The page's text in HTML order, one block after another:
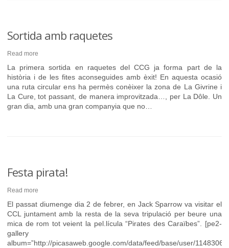
Sortida amb raquetes
Read more
La primera sortida en raquetes del CCG ja forma part de la
història i de les fites aconseguides amb èxit! En aquesta ocasió
una ruta circular ens ha permès conèixer la zona de La Givrine i
La Cure, tot passant, de manera improvitzada…, per La Dôle. Un
gran dia, amb una gran companyia que no…
Festa pirata!
Read more
El passat diumenge dia 2 de febrer, en Jack Sparrow va visitar el
CCL juntament amb la resta de la seva tripulació per beure una
mica de rom tot veient la pel.lícula “Pirates des Caraïbes”. [pe2-
gallery
album=”http://picasaweb.google.com/data/feed/base/user/